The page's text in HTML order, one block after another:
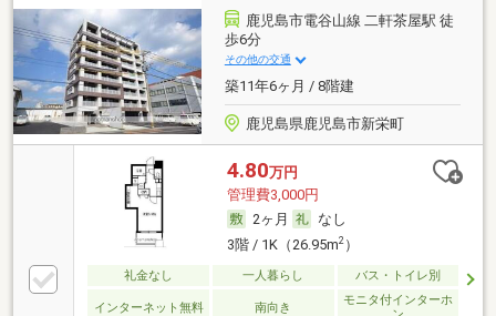
鹿児島市電谷山線 二軒茶屋駅 徒
歩6分
その他の交通
築11年6ヶ月 / 8階建
鹿児島県鹿児島市新栄町
4.80万円
管理費3,000円
2ヶ月
なし
3階 / 1K（26.95m2）
礼金なし 一人暮らし バス・トイレ別
インターネット無料 南向き
モニタ付インターホ